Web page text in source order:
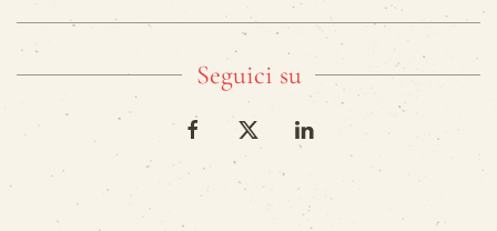
Seguici su